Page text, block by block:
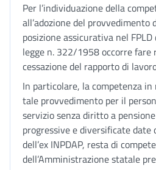
Per l’individuazione della
all’adozione del
posizione assicurativa nel FPLD
legge n. 322/1958 occorre
cessazione del rapporto di
In particolare, la competenza in
tale provvedimento per il
servizio senza diritto a
progressive e diversificate
dell’ex INPDAP, resta di
dell’Amministrazione statale